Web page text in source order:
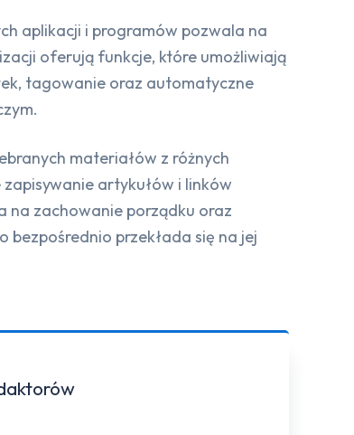
aplikacji i programów pozwala na
oferują funkcje, które umożliwiają
tagowanie oraz automatyczne
materiałów z różnych
artykułów i linków
na zachowanie porządku oraz
przekłada się na jej